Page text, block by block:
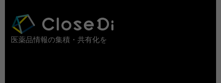
医薬品情報の集積・共有化を